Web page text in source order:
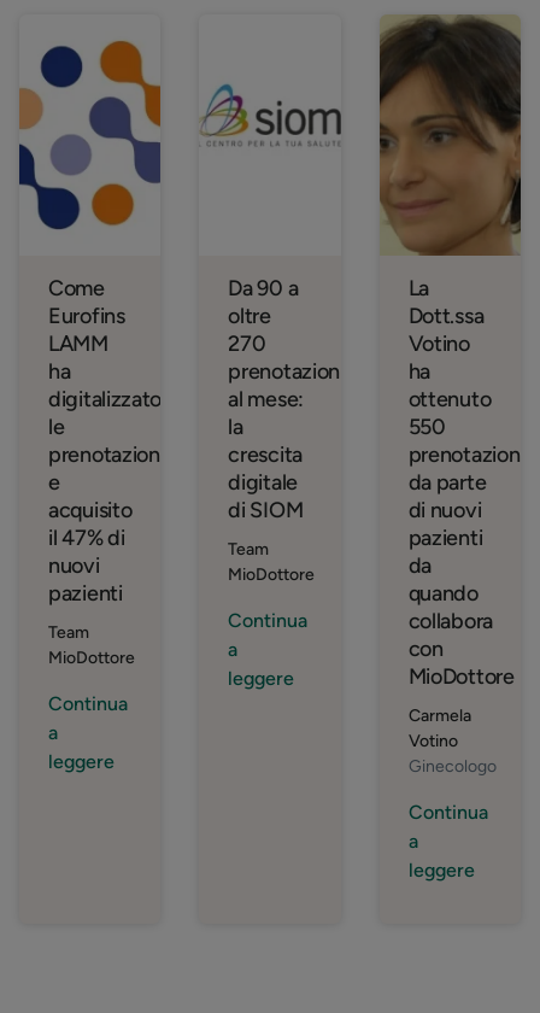
Come
Eurofins
LAMM
ha
digitalizzato
le
prenotazioni
e
acquisito
il 47% di
nuovi
pazienti
Team
MioDottore
Continua
a
leggere
Da 90 a
oltre
270
prenotazioni
al mese:
la
crescita
digitale
di SIOM
Team
MioDottore
Continua
a
leggere
La
Dott.ssa
Votino
ha
ottenuto
550
prenotazioni
da parte
di nuovi
pazienti
da
quando
collabora
con
MioDottore
Carmela
Votino
Ginecologo
Continua
a
leggere